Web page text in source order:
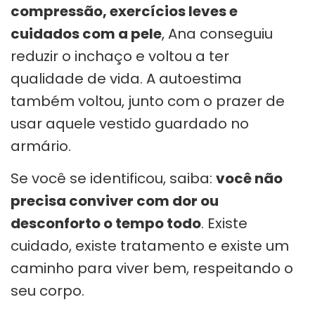
compressão, exercícios leves e
cuidados com a pele, Ana conseguiu
reduzir o inchaço e voltou a ter
qualidade de vida. A autoestima
também voltou, junto com o prazer de
usar aquele vestido guardado no
armário.
Se você se identificou, saiba: você não
precisa conviver com dor ou
desconforto o tempo todo. Existe
cuidado, existe tratamento e existe um
caminho para viver bem, respeitando o
seu corpo.